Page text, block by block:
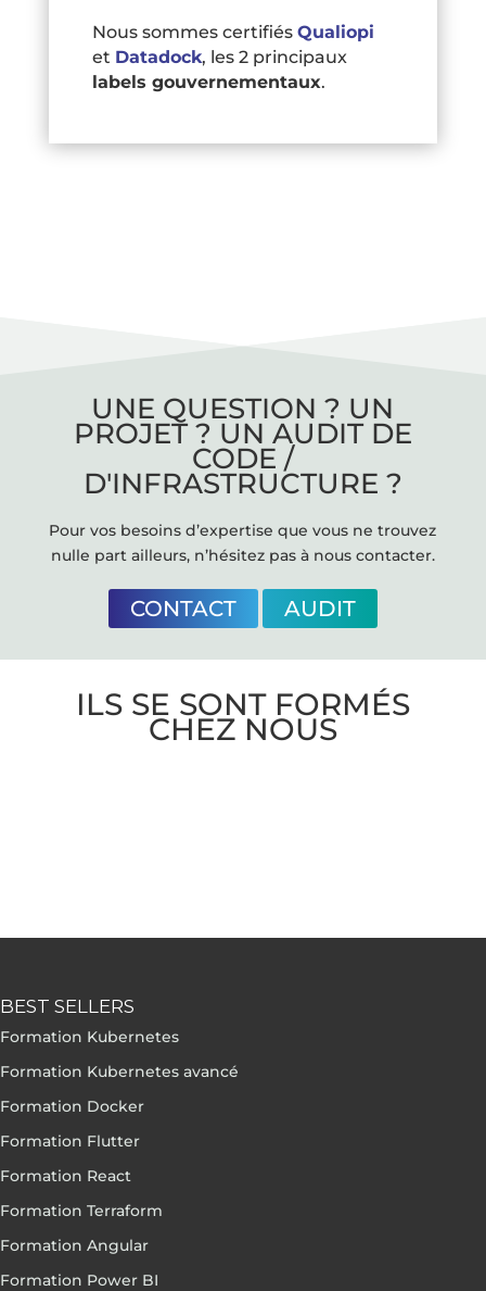
Nous sommes certifiés Qualiopi
et Datadock
, les 2 principaux
labels gouvernementaux.
UNE QUESTION ? UN
PROJET ? UN AUDIT DE
CODE /
D'INFRASTRUCTURE ?
Pour vos besoins d’expertise que vous ne trouvez
nulle part ailleurs, n’hésitez pas à nous contacter.
CONTACT AUDIT
ILS SE SONT FORMÉS
CHEZ NOUS
BEST SELLERS
Formation Kubernetes
Formation Kubernetes avancé
Formation Docker
Formation Flutter
Formation React
Formation Terraform
Formation Angular
Formation Power BI